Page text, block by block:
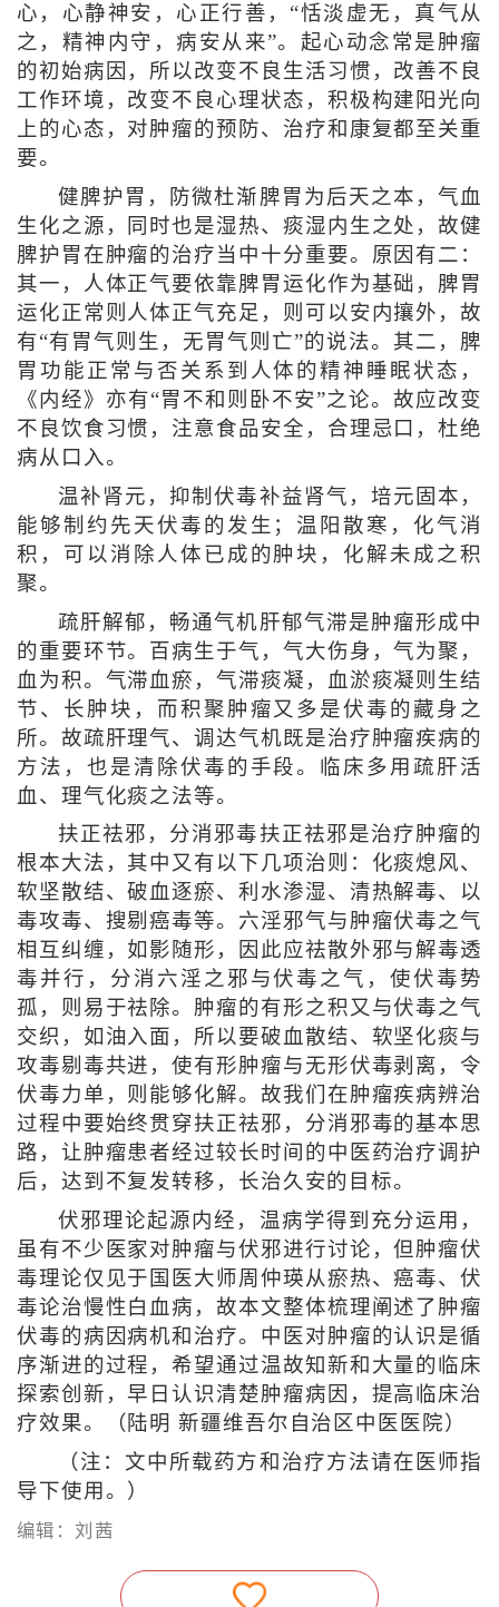
心，心静神安，心正行善，“恬淡虚无，真气从
之，精神内守，病安从来”。起心动念常是肿瘤
的初始病因，所以改变不良生活习惯，改善不良
工作环境，改变不良心理状态，积极构建阳光向
上的心态，对肿瘤的预防、治疗和康复都至关重
要。
健脾护胃，防微杜渐脾胃为后天之本，气血
生化之源，同时也是湿热、痰湿内生之处，故健
脾护胃在肿瘤的治疗当中十分重要。原因有二：
其一，人体正气要依靠脾胃运化作为基础，脾胃
运化正常则人体正气充足，则可以安内攘外，故
有“有胃气则生，无胃气则亡”的说法。其二，脾
胃功能正常与否关系到人体的精神睡眠状态，
《内经》亦有“胃不和则卧不安”之论。故应改变
不良饮食习惯，注意食品安全，合理忌口，杜绝
病从口入。
温补肾元，抑制伏毒补益肾气，培元固本，
能够制约先天伏毒的发生；温阳散寒，化气消
积，可以消除人体已成的肿块，化解未成之积
聚。
疏肝解郁，畅通气机肝郁气滞是肿瘤形成中
的重要环节。百病生于气，气大伤身，气为聚，
血为积。气滞血瘀，气滞痰凝，血淤痰凝则生结
节、长肿块，而积聚肿瘤又多是伏毒的藏身之
所。故疏肝理气、调达气机既是治疗肿瘤疾病的
方法，也是清除伏毒的手段。临床多用疏肝活
血、理气化痰之法等。
扶正祛邪，分消邪毒扶正祛邪是治疗肿瘤的
根本大法，其中又有以下几项治则：化痰熄风、
软坚散结、破血逐瘀、利水渗湿、清热解毒、以
毒攻毒、搜剔癌毒等。六淫邪气与肿瘤伏毒之气
相互纠缠，如影随形，因此应祛散外邪与解毒透
毒并行，分消六淫之邪与伏毒之气，使伏毒势
孤，则易于祛除。肿瘤的有形之积又与伏毒之气
交织，如油入面，所以要破血散结、软坚化痰与
攻毒剔毒共进，使有形肿瘤与无形伏毒剥离，令
伏毒力单，则能够化解。故我们在肿瘤疾病辨治
过程中要始终贯穿扶正祛邪，分消邪毒的基本思
路，让肿瘤患者经过较长时间的中医药治疗调护
后，达到不复发转移，长治久安的目标。
伏邪理论起源内经，温病学得到充分运用，
虽有不少医家对肿瘤与伏邪进行讨论，但肿瘤伏
毒理论仅见于国医大师周仲瑛从瘀热、癌毒、伏
毒论治慢性白血病，故本文整体梳理阐述了肿瘤
伏毒的病因病机和治疗。中医对肿瘤的认识是循
序渐进的过程，希望通过温故知新和大量的临床
探索创新，早日认识清楚肿瘤病因，提高临床治
疗效果。（陆明 新疆维吾尔自治区中医医院）
（注：文中所载药方和治疗方法请在医师指
导下使用。）
编辑：刘茜